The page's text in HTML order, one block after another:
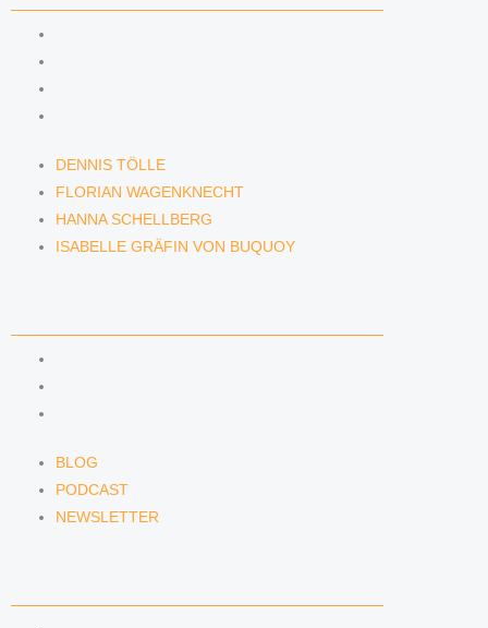
DENNIS TÖLLE
FLORIAN WAGENKNECHT
HANNA SCHELLBERG
ISABELLE GRÄFIN VON BUQUOY
BLOG
PODCAST
NEWSLETTER